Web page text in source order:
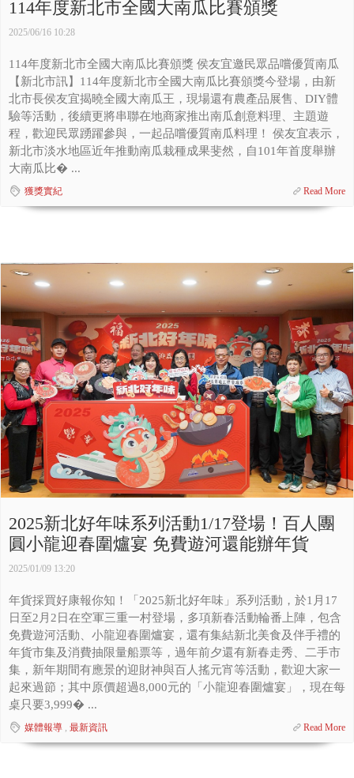
114年度新北市全國大南瓜比賽頒獎
2025/06/16 10:28
114年度新北市全國大南瓜比賽頒獎 侯友宜邀民眾品嚐優質南瓜
【新北市訊】114年度新北市全國大南瓜比賽頒獎今登場，由新
北市長侯友宜揭曉全國大南瓜王，現場還有農產品展售、DIY體
驗等活動，後續更將串聯在地商家推出南瓜創意料理、主題遊
程，歡迎民眾踴躍參與，一起品嚐優質南瓜料理！ 侯友宜表示，
新北市淡水地區近年推動南瓜栽種成果斐然，自101年首度舉辦
大南瓜比� ...
獲獎實紀 Read More
2025新北好年味系列活動1/17登場！百人團
圓小龍迎春圍爐宴 免費遊河還能辦年貨
2025/01/09 13:20
年貨採買好康報你知！「2025新北好年味」系列活動，於1月17
日至2月2日在空軍三重一村登場，多項新春活動輪番上陣，包含
免費遊河活動、小龍迎春圍爐宴，還有集結新北美食及伴手禮的
年貨市集及消費抽限量船票等，過年前夕還有新春走秀、二手市
集，新年期間有應景的迎財神與百人搖元宵等活動，歡迎大家一
起來過節；其中原價超過8,000元的「小龍迎春圍爐宴」，現在每
桌只要3,999� ...
媒體報導, 最新資訊 Read More